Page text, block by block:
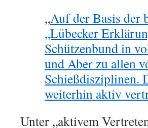
„Auf der Basis der
„Lübecker
Schützenbund in
und Aber zu allen
Schießdisziplinen.
weiterhin aktiv
Unter „aktivem